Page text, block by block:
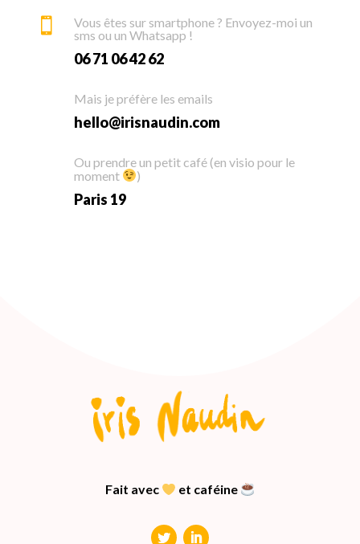

Vous êtes sur smartphone ? Envoyez-moi un
sms ou un Whatsapp !
06 71 06 42 62
Mais je préfère les emails
hello@irisnaudin.com
Ou prendre un petit café (en visio pour le
moment
)
Paris 19
Fait avec et caféine